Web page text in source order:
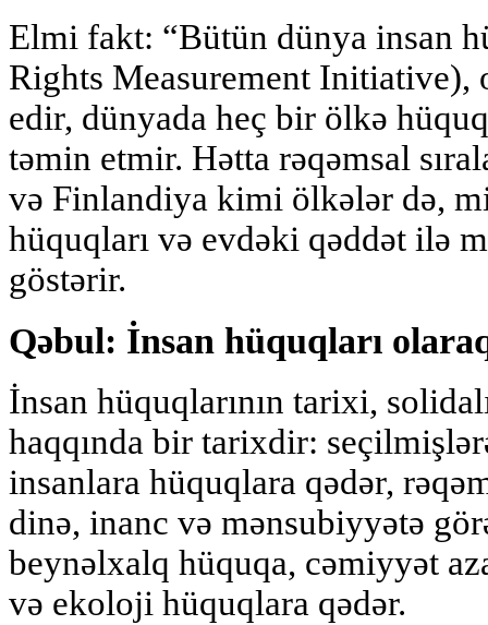
Elmi fakt: “Bütün dünya insan
Rights Measurement
edir, dünyada heç bir ölkə
təmin etmir. Hətta rəqəmsal
və Finlandiya kimi ölkələr də,
hüquqları və evdəki qəddət ilə
göstərir.
Qəbul: İnsan hüquqları
İnsan hüquqlarının tarixi,
haqqında bir tarixdir:
insanlara hüquqlara qədər,
dinə, inanc və mənsubiyyətə
beynəlxalq hüquqa, cəmiyyət
və ekoloji hüquqlara qədər.